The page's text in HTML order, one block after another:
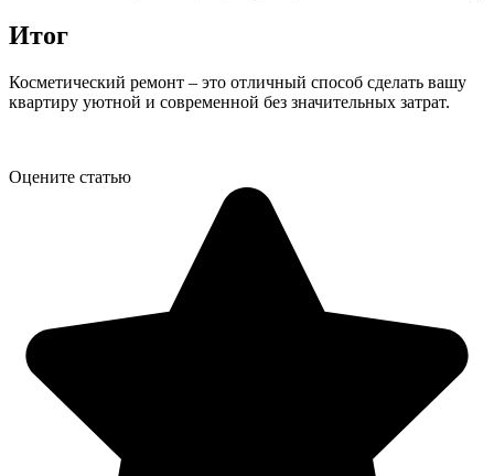
Итог
Косметический ремонт – это отличный способ сделать вашу
квартиру уютной и современной без значительных затрат.
Оцените статью